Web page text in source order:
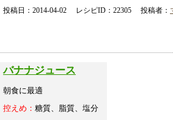
投稿日：2014-04-02 レシピID：22305 投稿者：
バナナジュース
朝食に最適
控えめ： 糖質、脂質、塩分